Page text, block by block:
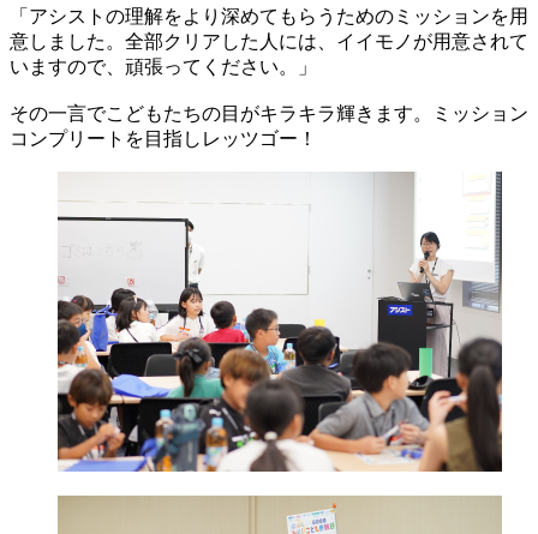
「アシストの理解をより深めてもらうためのミッションを用
意しました。全部クリアした人には、イイモノが用意されて
いますので、頑張ってください。」
その一言でこどもたちの目がキラキラ輝きます。ミッション
コンプリートを目指しレッツゴー！